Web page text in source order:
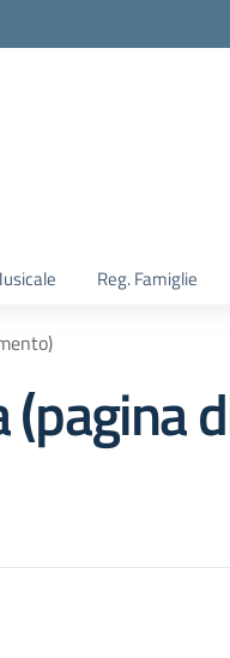
Reg. Famiglie